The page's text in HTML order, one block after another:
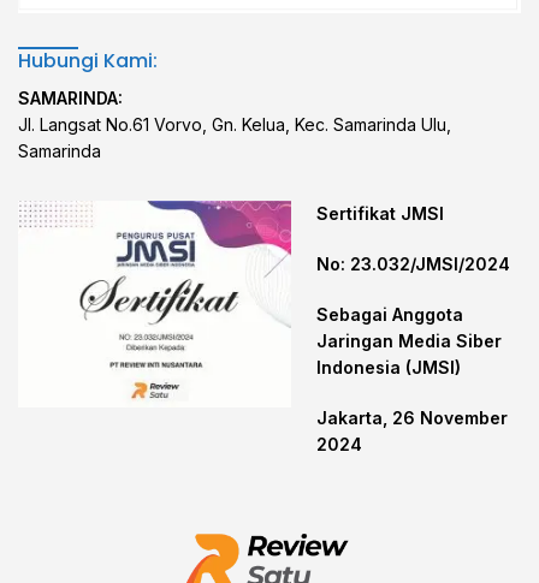
Hubungi Kami:
SAMARINDA:
Jl. Langsat No.61 Vorvo, Gn. Kelua, Kec. Samarinda Ulu,
Samarinda
Sertifikat JMSI
No: 23.032/JMSI/2024
Sebagai Anggota
Jaringan Media Siber
Indonesia (JMSI)
Jakarta, 26 November
2024